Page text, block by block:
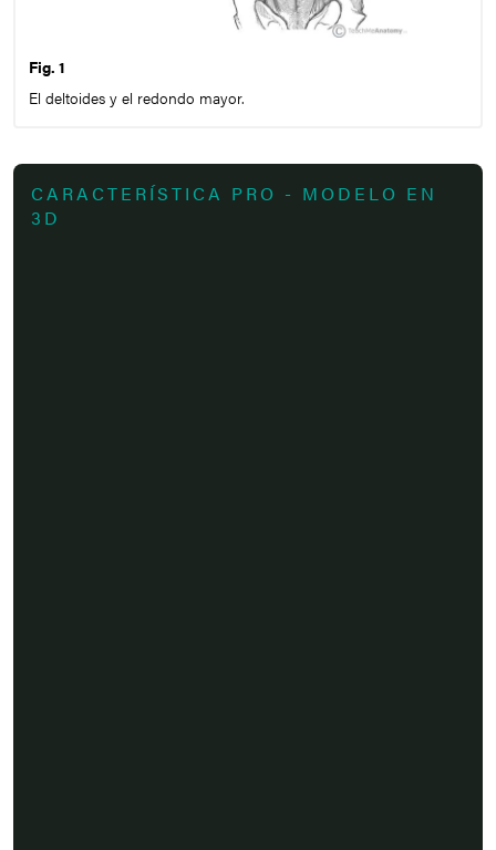
Fig. 1
El deltoides y el redondo mayor.
CARACTERÍSTICA PRO - MODELO EN
3D